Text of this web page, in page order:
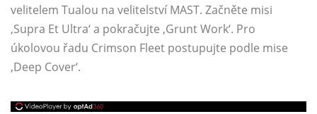
velitelem Tualou na velitelství MAST. Začněte misi
‚Supra Et Ultra‘ a pokračujte ‚Grunt Work‘. Pro
úkolovou řadu Crimson Fleet postupujte podle mise
‚Deep Cover‘.